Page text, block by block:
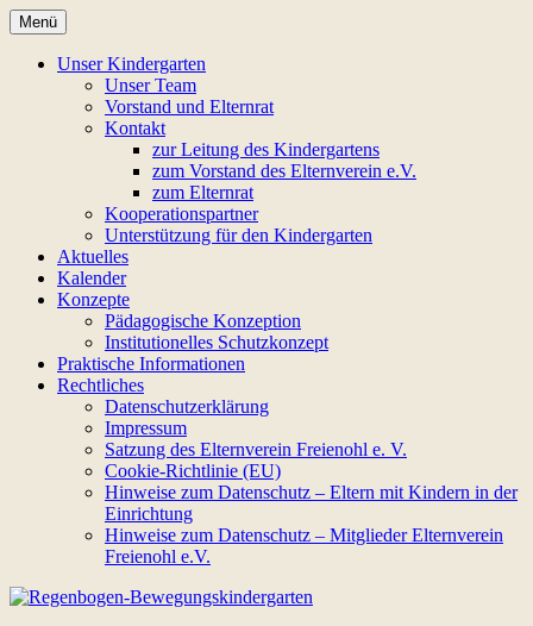
Zum
Inhalt
springen
Regenbogen-
Bewegungskindergarten
Menü
Unser Kindergarten
Unser Team
Vorstand und Elternrat
Kontakt
zur Leitung des Kindergartens
zum Vorstand des Elternverein e.V.
zum Elternrat
Kooperationspartner
Unterstützung für den Kindergarten
Aktuelles
Kalender
Konzepte
Pädagogische Konzeption
Institutionelles Schutzkonzept
Praktische Informationen
Rechtliches
Datenschutzerklärung
Impressum
Satzung des Elternverein Freienohl e. V.
Cookie-Richtlinie (EU)
Hinweise zum Datenschutz – Eltern mit Kindern in der
Einrichtung
Hinweise zum Datenschutz – Mitglieder Elternverein
Freienohl e.V.